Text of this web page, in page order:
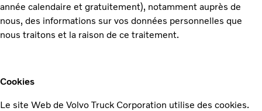
année calendaire et gratuitement), notamment auprès de
nous, des informations sur vos données personnelles que
nous traitons et la raison de ce traitement.
Cookies
Le site Web de Volvo Truck Corporation utilise des cookies.